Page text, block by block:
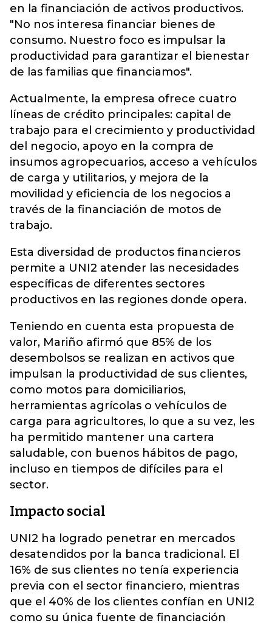
en la financiación de activos productivos.
"No nos interesa financiar bienes de
consumo. Nuestro foco es impulsar la
productividad para garantizar el bienestar
de las familias que financiamos".
Actualmente, la empresa ofrece cuatro
líneas de crédito principales: capital de
trabajo para el crecimiento y productividad
del negocio, apoyo en la compra de
insumos agropecuarios, acceso a vehículos
de carga y utilitarios, y mejora de la
movilidad y eficiencia de los negocios a
través de la financiación de motos de
trabajo.
Esta diversidad de productos financieros
permite a UNI2 atender las necesidades
específicas de diferentes sectores
productivos en las regiones donde opera.
Teniendo en cuenta esta propuesta de
valor, Mariño afirmó que 85% de los
desembolsos se realizan en activos que
impulsan la productividad de sus clientes,
como motos para domiciliarios,
herramientas agrícolas o vehículos de
carga para agricultores, lo que a su vez, les
ha permitido mantener una cartera
saludable, con buenos hábitos de pago,
incluso en tiempos de difíciles para el
sector.
Impacto social
UNI2 ha logrado penetrar en mercados
desatendidos por la banca tradicional. El
16% de sus clientes no tenía experiencia
previa con el sector financiero, mientras
que el 40% de los clientes confían en UNI2
como su única fuente de financiación